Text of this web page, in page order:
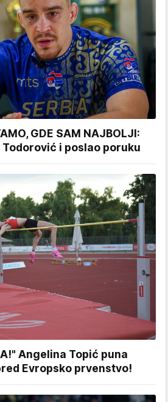
GDE SAM NAJBOLJI:
i poslao poruku
Angelina Topić puna
Evropsko prvenstvo!